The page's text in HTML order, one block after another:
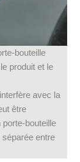
bouteille
produit et le
avec la
être
bouteille
séparée entre